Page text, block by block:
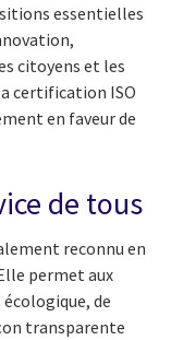
essentielles
citoyens et les
certification ISO
en faveur de
de tous
reconnu en
permet aux
de
transparente